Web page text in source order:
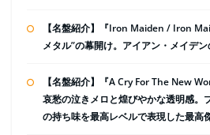
【名盤紹介】『Iron Maiden / Iron
メタル”の幕開け。アイアン・メイデ
【名盤紹介】『A Cry For The New
哀愁の泣きメロと煌びやかな透明感。
の持ち味を最高レベルで表現した最高